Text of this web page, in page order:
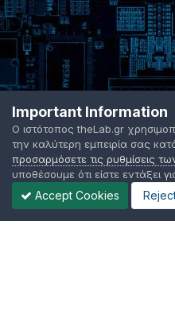
Important Information
Ο ιστότοπος theLab.gr
την καλύτερη εμπειρία σας
προσαρμόσετε τις ρυθμίσεις
υποθέσουμε ότι είστε εντάξει
Accept Cookies